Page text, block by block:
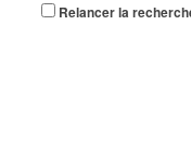
Relancer la